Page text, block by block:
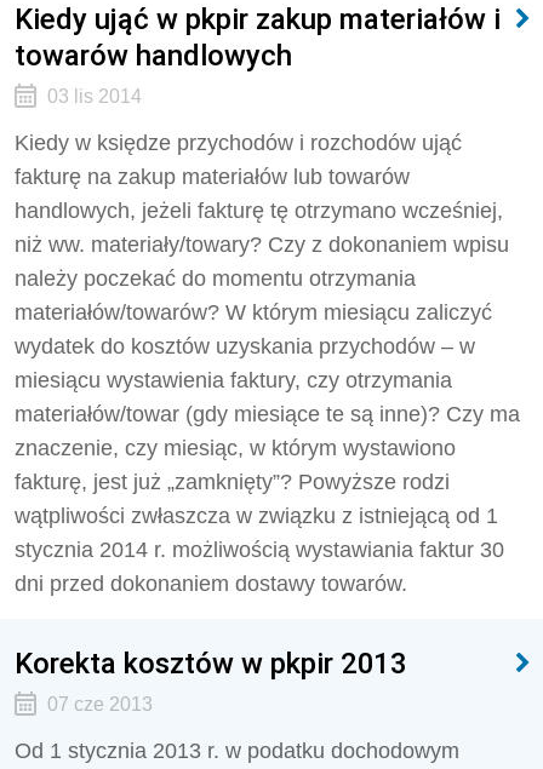
Kiedy ująć w pkpir zakup materiałów i
towarów handlowych
03 lis 2014
Kiedy w księdze przychodów i rozchodów ująć
fakturę na zakup materiałów lub towarów
handlowych, jeżeli fakturę tę otrzymano wcześniej,
niż ww. materiały/towary? Czy z dokonaniem wpisu
należy poczekać do momentu otrzymania
materiałów/towarów? W którym miesiącu zaliczyć
wydatek do kosztów uzyskania przychodów – w
miesiącu wystawienia faktury, czy otrzymania
materiałów/towar (gdy miesiące te są inne)? Czy ma
znaczenie, czy miesiąc, w którym wystawiono
fakturę, jest już „zamknięty”? Powyższe rodzi
wątpliwości zwłaszcza w związku z istniejącą od 1
stycznia 2014 r. możliwością wystawiania faktur 30
dni przed dokonaniem dostawy towarów.
Korekta kosztów w pkpir 2013
07 cze 2013
Od 1 stycznia 2013 r. w podatku dochodowym